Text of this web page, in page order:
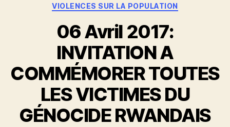
VIOLENCES SUR LA POPULATION
06 Avril 2017:
INVITATION A
COMMÉMORER TOUTES
LES VICTIMES DU
GÉNOCIDE RWANDAIS